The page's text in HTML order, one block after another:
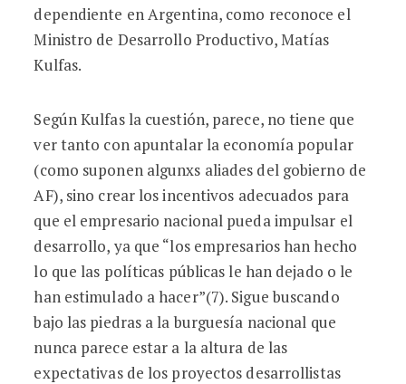
dependiente en Argentina, como reconoce el
Ministro de Desarrollo Productivo, Matías
Kulfas.
Según Kulfas la cuestión, parece, no tiene que
ver tanto con apuntalar la economía popular
(como suponen algunxs aliades del gobierno de
AF), sino crear los incentivos adecuados para
que el empresario nacional pueda impulsar el
desarrollo, ya que “los empresarios han hecho
lo que las políticas públicas le han dejado o le
han estimulado a hacer”(7). Sigue buscando
bajo las piedras a la burguesía nacional que
nunca parece estar a la altura de las
expectativas de los proyectos desarrollistas